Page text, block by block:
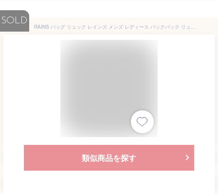
SOLD
RAINS バッグ リュック レインズ メンズ レディース バックパック リュックサック スクエア 北欧 おしゃれ 防水 撥水 ブランド BACKPACK 通勤 通学 ビジネス カジュアル ブラック 黒 ブルー 青 グレー カーキ 緑 ネイビー レッド 赤 イエロー 黄 カラフル 2022 冬 春 春夏
類似商品を探す